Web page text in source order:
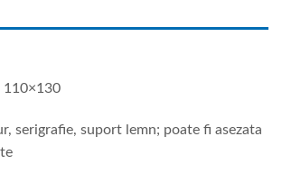
110×130
serigrafie, suport lemn; poate fi asezata